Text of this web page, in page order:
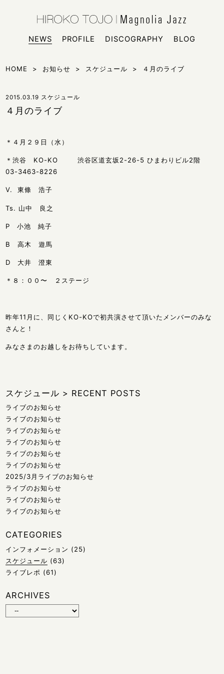
NEWS
PROFILE DISCOGRAPHY BLOG
HOME > お知らせ > スケジュール > ４月のライブ
2015.03.19 スケジュール
４月のライブ
＊４月２９日（水）
＊渋谷 KO-KO 渋谷区道玄坂2-26-5 ひまわりビル2階
03-3463-8226
V. 東條 浩子
Ts. 山中 良之
P 小池 純子
B 高木 遊馬
D 大井 澄東
＊８：００〜 ２ステージ
昨年11月に、同じくKO-KOで初共演させて頂いたメンバーのみな
さんと！
みなさまのお越しをお待ちしています。
スケジュール > RECENT POSTS
ライブのお知らせ
ライブのお知らせ
ライブのお知らせ
ライブのお知らせ
ライブのお知らせ
ライブのお知らせ
2025/3月ライブのお知らせ
ライブのお知らせ
ライブのお知らせ
ライブのお知らせ
CATEGORIES
インフォメーション (25)
スケジュール (63)
ライブレポ (61)
ARCHIVES